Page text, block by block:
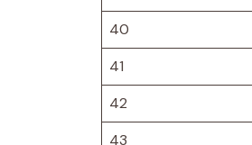
40
41
42
43